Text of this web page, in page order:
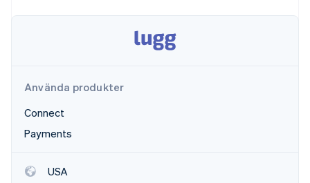
Partner
Stripe App Marketplace
Använda produkter
Connect
Payments
USA